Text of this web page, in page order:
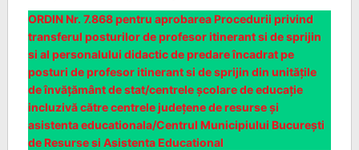
ORDIN Nr. 7.868 pentru aprobarea Procedurii privind
transferul posturilor de profesor itinerant si de sprijin
si al personalului didactic de predare încadrat pe
posturi de profesor itinerant si de sprijin din unitățile
de învățământ de stat/centrele școlare de educație
incluzivă către centrele județene de resurse și
asistenta educationala/Centrul Municipiului București
de Resurse si Asistenta Educational